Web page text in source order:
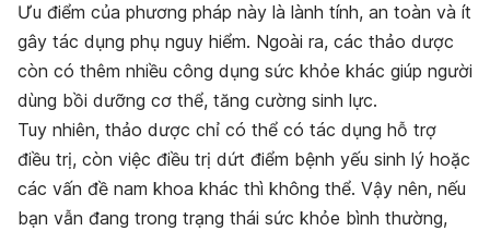
Ưu điểm của phương pháp này là lành tính, an toàn và ít
gây tác dụng phụ nguy hiểm. Ngoài ra, các thảo dược
còn có thêm nhiều công dụng sức khỏe khác giúp người
dùng bồi dưỡng cơ thể, tăng cường sinh lực.
Tuy nhiên, thảo dược chỉ có thể có tác dụng hỗ trợ
điều trị, còn việc điều trị dứt điểm bệnh yếu sinh lý hoặc
các vấn đề nam khoa khác thì không thể. Vậy nên, nếu
bạn vẫn đang trong trạng thái sức khỏe bình thường,